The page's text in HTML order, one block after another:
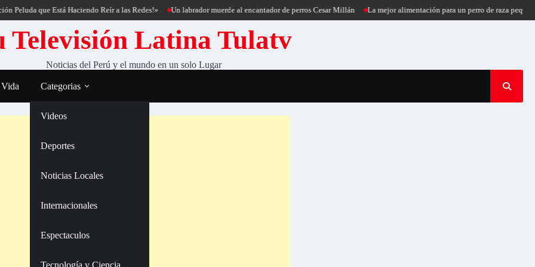
que Está Haciendo Reír a las Redes!» Un labrador muerde al encantador de perros Cesar Millán La mejor alimentación para un perro de raza pequeña
Televisión Latina Tulatv
Noticias del Perú y el mundo en un solo Lugar
Categorias
Videos
Deportes
Noticias Locales
Internacionales
Espectaculos
Tecnología y Ciencia